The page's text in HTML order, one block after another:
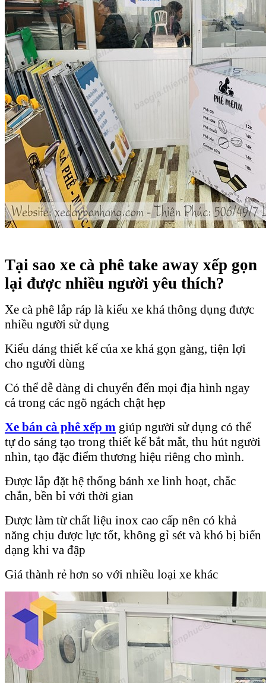
Tại sao xe cà phê take away xếp gọn
lại được nhiều người yêu thích?
Xe cà phê lắp ráp là kiểu xe khá thông dụng được
nhiều người sử dụng
Kiểu dáng thiết kế của xe khá gọn gàng, tiện lợi
cho người dùng
Có thể dễ dàng di chuyển đến mọi địa hình ngay
cả trong các ngõ ngách chật hẹp
Xe bán cà phê xếp m giúp người sử dụng có thể
tự do sáng tạo trong thiết kế bắt mắt, thu hút người
nhìn, tạo đặc điểm thương hiệu riêng cho mình.
Được lắp đặt hệ thống bánh xe linh hoạt, chắc
chắn, bền bỉ với thời gian
Được làm từ chất liệu inox cao cấp nên có khả
năng chịu được lực tốt, không gỉ sét và khó bị biến
dạng khi va đập
Giá thành rẻ hơn so với nhiều loại xe khác